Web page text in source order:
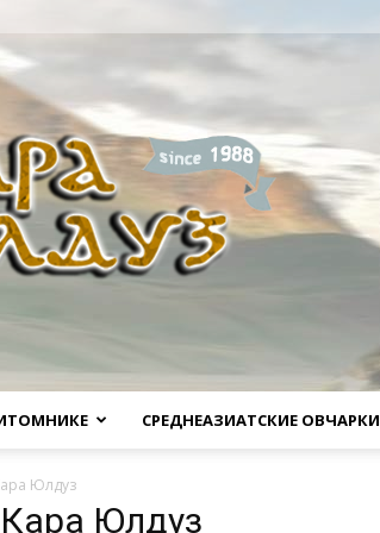
СРЕДНЕАЗИАТСКИЕ ОВЧАРКИ
Юлдуз
Юлдуз